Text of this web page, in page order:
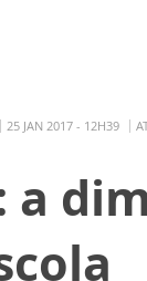
25 JAN 2017 - 12H39
a